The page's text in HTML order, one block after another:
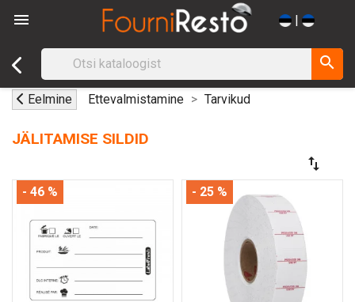
 |
search
Eelmine Ettevalmistamine Tarvikud
JÄLITAMISE SILDID
swap_vert
- 46 % - 25 %